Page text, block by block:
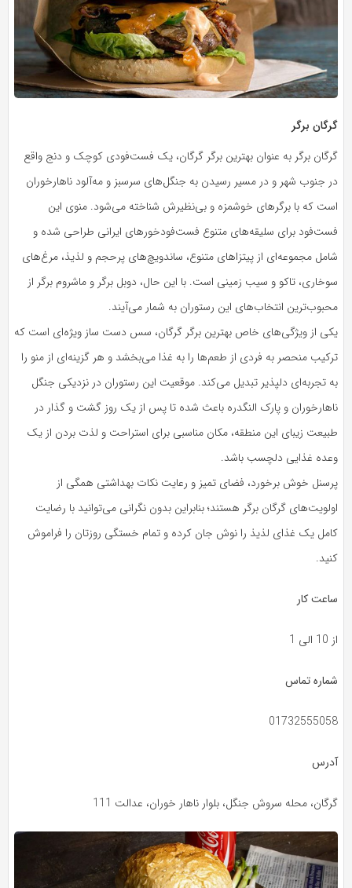
گرگان برگر
گرگان برگر به عنوان بهترین برگر گرگان، یک فست‌فودی کوچک و دنج واقع
در جنوب شهر و در مسیر رسیدن به جنگل‌های سرسبز و مه‌آلود ناهارخوران
است که با برگرهای خوشمزه و بی‌نظیرش شناخته می‌شود. منوی این
فست‌فود برای سلیقه‌های متنوع فست‌فود‌خورهای ایرانی طراحی شده و
شامل مجموعه‌ای از پیتزاهای متنوع، ساندویچ‌های پرحجم و لذیذ، مرغ‌های
سوخاری، تاکو و سیب زمینی است. با این حال، دوبل برگر و ماشروم برگر از
محبوب‌ترین انتخاب‌های این رستوران به شمار می‌آیند.
یکی از ویژگی‌های خاص بهترین برگر گرگان، سس دست ساز ویژه‌ای است که
ترکیب منحصر به فردی از طعم‌ها را به غذا می‌بخشد و هر گزینه‌ای از منو را
به تجربه‌ای دلپذیر تبدیل می‌کند. موقعیت این رستوران در نزدیکی جنگل
ناهارخوران و پارک النگدره باعث شده تا پس از یک روز گشت و گذار در
طبیعت زیبای این منطقه، مکان مناسبی برای استراحت و لذت بردن از یک
وعده غذایی دلچسب باشد.
پرسنل خوش برخورد، فضای تمیز و رعایت نکات بهداشتی همگی از
اولویت‌های گرگان برگر هستند؛ بنابراین بدون نگرانی می‌توانید با رضایت
کامل یک غذای لذیذ را نوش جان کرده و تمام خستگی روزتان را فراموش
کنید.
ساعت کار
از 10 الی 1
شماره تماس
01732555058
آدرس
گرگان، محله سروش جنگل، بلوار ناهار خوران، عدالت 111